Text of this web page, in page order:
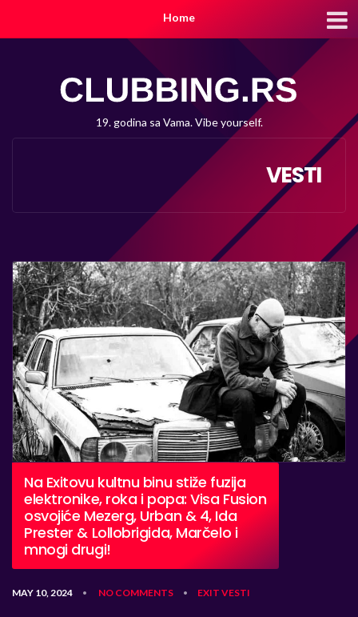
Home
19. godina sa Vama. Vibe yourself.
VESTI
Na Exitovu kultnu binu stiže fuzija
elektronike, roka i popa: Visa Fusion
osvojiće Mezerg, Urban & 4, Ida
Prester & Lollobrigida, Marčelo i
mnogi drugi!
MAY 10, 2024 • NO COMMENTS • EXIT VESTI